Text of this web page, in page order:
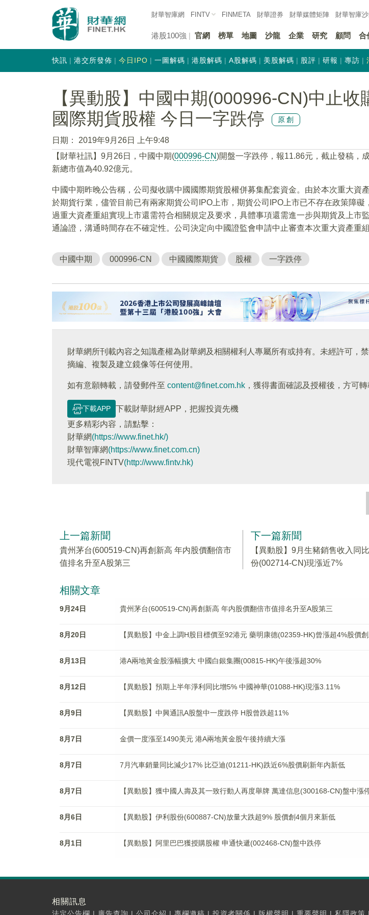
財華智庫網 FINTV FINMETA 財華證券 財華媒體矩陣 財華智庫
港股100強 官網 榜單 地圖 沙龍 企業 研究 顧問 合
快訊 港交所發佈 今日IPO 一圖解碼 港股解碼 A股解碼 美股解碼 股評 研報 專訪
【異動股】中國中期(000996-CN)中止收
國際期貨股權 今日一字跌停
原創
日期：
2019年9月26日 上午9:48
【財華社訊】9月26日，中國中期(000996-CN)開盤一字跌停，報11.86元，截止發稿，
新總市值為40.92億元。
中國中期昨晚公告稱，公司擬收購中國國際期貨股權併募集配套資金。由於本次重大資
於期貨行業，儘管目前已有兩家期貨公司IPO上市，期貨公司IPO上市已不存在政策障礙
過重大資產重組實現上市還需符合相關規定及要求，具體事項還需進一步與期貨及上市
通論證，溝通時間存在不確定性。公司決定向中國證監會申請中止審查本次重大資產重組
中國中期 000996-CN 中國國際期貨 股權 一字跌停
財華網所刊載內容之知識產權為財華網及相關權利人專屬所有或持有。未經許可，禁
摘編、複製及建立鏡像等任何使用。
如有意願轉載，請發郵件至 content@finet.com.hk ，獲得書面確認及授權後，方可轉
下載APP
下載財華財經APP，把握投資先機
更多精彩内容，請點擊：
財華網(https://www.finet.hk/)
財華智庫網(https://www.finet.com.cn)
現代電視FINTV(http://www.fintv.hk)
上一篇新聞
貴州茅台(600519-CN)再創新高 年内股價翻倍市
值排名升至A股第三
下一篇新聞
【異動股】9月生豬銷售收入同
份(002714-CN)現漲近7%
相關文章
9月24日 貴州茅台(600519-CN)再創新高 年内股價翻倍市值排名升至A股第三
8月20日 【異動股】中金上調H股目標價至92港元 藥明康德(02359-HK)曾漲超4%股價
8月13日 港A兩地黃金股漲幅擴大 中國白銀集團(00815-HK)午後漲超30%
8月12日 【異動股】預期上半年淨利同比增5% 中國神華(01088-HK)現漲3.11%
8月9日 【異動股】中興通訊A股盤中一度跌停 H股曾跌超11%
8月7日 金價一度漲至1490美元 港A兩地黃金股午後持續大漲
8月7日 7月汽車銷量同比減少17% 比亞迪(01211-HK)跌近6%股價刷新年内新低
8月7日 【異動股】獲中國人壽及其一致行動人再度舉牌 萬達信息(300168-CN)盤中漲
8月6日 【異動股】伊利股份(600887-CN)放量大跌超9% 股價創4個月來新低
8月1日 【異動股】阿里巴巴獲授購股權 申通快遞(002468-CN)盤中跌停
相關訊息